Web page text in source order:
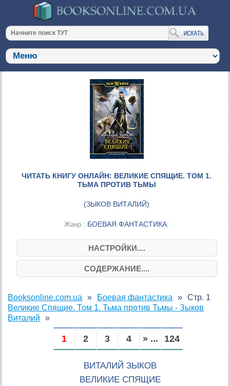
ЧИТАТЬ КНИГУ ОНЛАЙН: ВЕЛИКИЕ СПЯЩИЕ. ТОМ 1.
ТЬМА ПРОТИВ ТЬМЫ
(ЗЫКОВ ВИТАЛИЙ)
Жанр : БОЕВАЯ ФАНТАСТИКА;
НАСТРОЙКИ....
СОДЕРЖАНИЕ....
Booksonline.com.ua
Боевая фантастика
Великие Спящие. Том 1. Тьма против Тьмы - Зыков
Виталий
Стр. 1
1 2 3 4 » ... 124
ВИТАЛИЙ ЗЫКОВ
ВЕЛИКИЕ СПЯЩИЕ